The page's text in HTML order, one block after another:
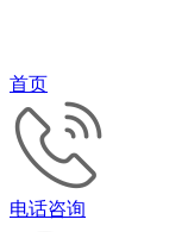
首页
电话咨询